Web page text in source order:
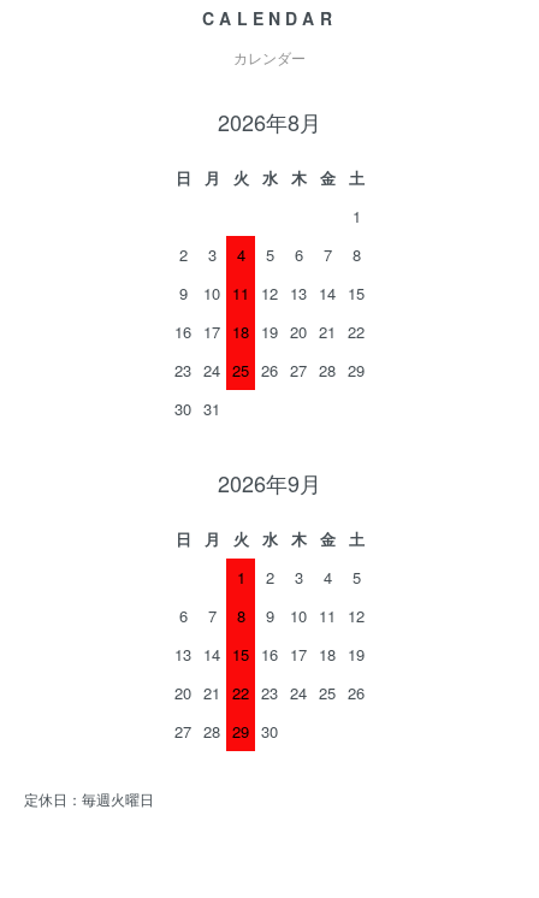
CALENDAR
カレンダー
2026年8月
日 月 火 水 木 金
土
1
2
3 4 5 6 7
8
9
10 11 12 13 14 15
16 17 18 19 20 21
22
23 24 25 26 27 28 29
30 31
2026年9月
日 月 火 水 木 金
土
1
2 3 4
5
6
7 8 9 10 11
12
13 14 15 16 17 18 19
20 21 22 23 24 25 26
27 28 29 30
定休日：毎週火曜日